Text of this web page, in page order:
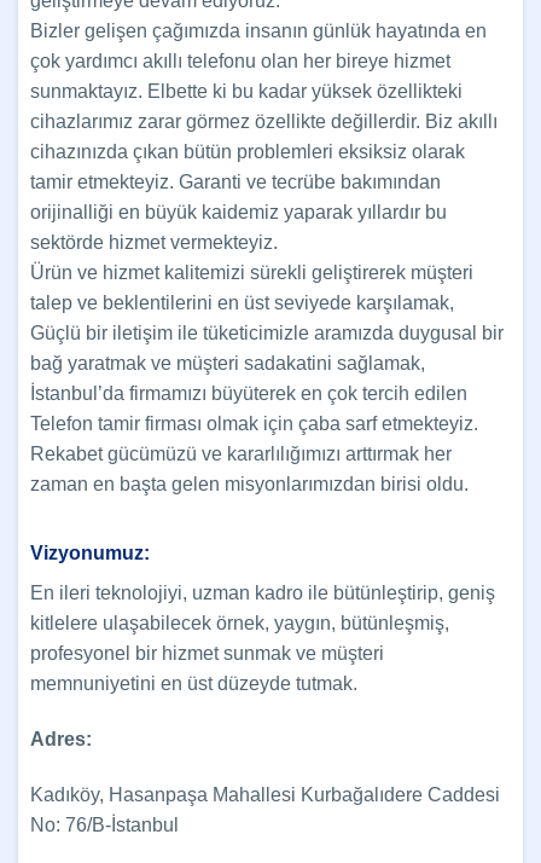
Bizler gelişen çağımızda insanın günlük hayatında en
çok yardımcı akıllı telefonu olan her bireye hizmet
sunmaktayız. Elbette ki bu kadar yüksek özellikteki
cihazlarımız zarar görmez özellikte değillerdir. Biz akıllı
cihazınızda çıkan bütün problemleri eksiksiz olarak
tamir etmekteyiz. Garanti ve tecrübe bakımından
orijinalliği en büyük kaidemiz yaparak yıllardır bu
sektörde hizmet vermekteyiz.
Ürün ve hizmet kalitemizi sürekli geliştirerek müşteri
talep ve beklentilerini en üst seviyede karşılamak,
Güçlü bir iletişim ile tüketicimizle aramızda duygusal bir
bağ yaratmak ve müşteri sadakatini sağlamak,
İstanbul’da firmamızı büyüterek en çok tercih edilen
Telefon tamir firması olmak için çaba sarf etmekteyiz.
Rekabet gücümüzü ve kararlılığımızı arttırmak her
zaman en başta gelen misyonlarımızdan birisi oldu.
Vizyonumuz:
En ileri teknolojiyi, uzman kadro ile bütünleştirip, geniş
kitlelere ulaşabilecek örnek, yaygın, bütünleşmiş,
profesyonel bir hizmet sunmak ve müşteri
memnuniyetini en üst düzeyde tutmak.
Adres:
Kadıköy, Hasanpaşa Mahallesi Kurbağalıdere Caddesi
No: 76/B-İstanbul